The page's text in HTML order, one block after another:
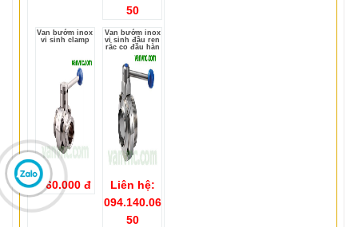
50
Van bướm inox
vi sinh clamp
360.000 đ
Van bướm inox
vi sinh đầu ren
rắc co đầu hàn
Liên hệ:
094.140.06
50